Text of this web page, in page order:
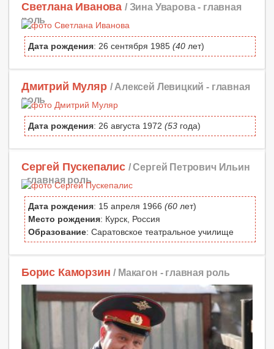
Светлана Иванова / Зина Уварова - главная
роль
Дата рождения: 26 сентября 1985 (40 лет)
Дмитрий Муляр / Алексей Левицкий - главная
роль
Дата рождения: 26 августа 1972 (53 года)
Сергей Пускепалис / Сергей Петрович Ильин
-главная роль
Дата рождения: 15 апреля 1966 (60 лет)
Место рождения: Курск, Россия
Образование: Саратовское театральное училище
Борис Каморзин / Макагон - главная роль